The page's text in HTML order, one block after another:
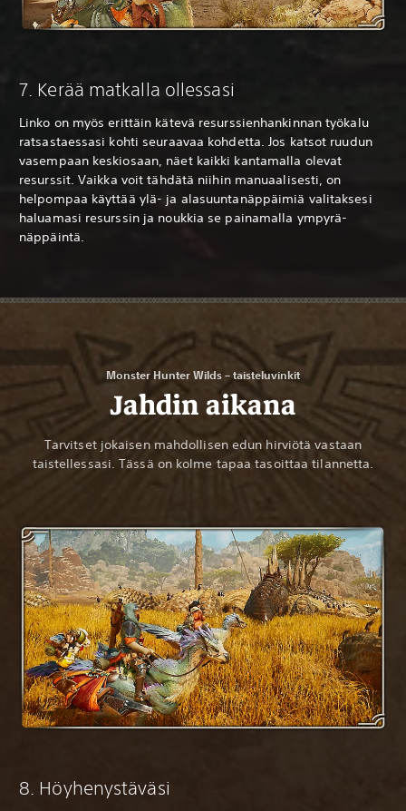
7. Kerää matkalla ollessasi
Linko on myös erittäin kätevä resurssienhankinnan työkalu
ratsastaessasi kohti seuraavaa kohdetta. Jos katsot ruudun
vasempaan keskiosaan, näet kaikki kantamalla olevat
resurssit. Vaikka voit tähdätä niihin manuaalisesti, on
helpompaa käyttää ylä- ja alasuuntanäppäimiä valitaksesi
haluamasi resurssin ja noukkia se painamalla ympyrä-
näppäintä.
Monster Hunter Wilds – taisteluvinkit
Jahdin aikana
Tarvitset jokaisen mahdollisen edun hirviötä vastaan
taistellessasi. Tässä on kolme tapaa tasoittaa tilannetta.
8. Höyhenystäväsi